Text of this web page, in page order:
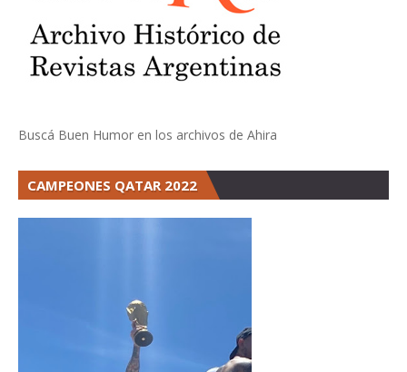
Buscá Buen Humor en los archivos de Ahira
CAMPEONES QATAR 2022